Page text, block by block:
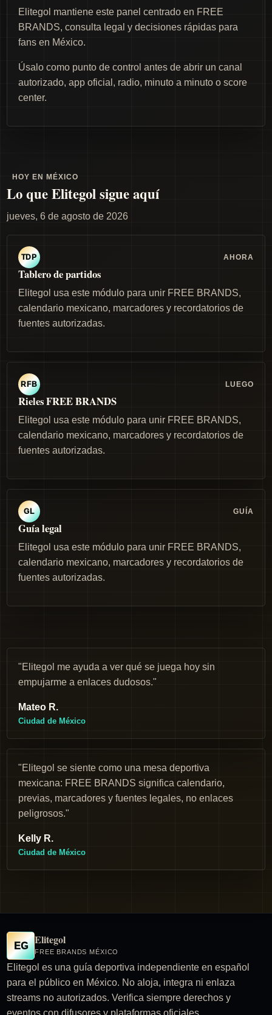
Elitegol mantiene este panel centrado en FREE
BRANDS, consulta legal y decisiones rápidas para
fans en México.
Úsalo como punto de control antes de abrir un canal
autorizado, app oficial, radio, minuto a minuto o score
center.
HOY EN MÉXICO
Lo que Elitegol sigue aquí
jueves, 6 de agosto de 2026
TDP AHORA
Tablero de partidos
Elitegol usa este módulo para unir FREE BRANDS,
calendario mexicano, marcadores y recordatorios de
fuentes autorizadas.
RFB LUEGO
Rieles FREE BRANDS
Elitegol usa este módulo para unir FREE BRANDS,
calendario mexicano, marcadores y recordatorios de
fuentes autorizadas.
GL GUÍA
Guía legal
Elitegol usa este módulo para unir FREE BRANDS,
calendario mexicano, marcadores y recordatorios de
fuentes autorizadas.
"Elitegol me ayuda a ver qué se juega hoy sin
empujarme a enlaces dudosos."
Mateo R.
Ciudad de México
"Elitegol se siente como una mesa deportiva
mexicana: FREE BRANDS significa calendario,
previas, marcadores y fuentes legales, no enlaces
peligrosos."
Kelly R.
Ciudad de México
EG Elitegol
FREE BRANDS MÉXICO
Elitegol es una guía deportiva independiente en español
para el público en México. No aloja, integra ni enlaza
streams no autorizados. Verifica siempre derechos y
eventos con difusores y plataformas oficiales.